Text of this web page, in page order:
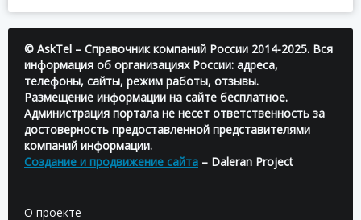
© AskTel – Справочник компаний России 2014-2025. Вся
информация об организациях России: адреса,
телефоны, сайты, режим работы, отзывы.
Размещение информации на сайте бесплатное.
Администрация портала не несет ответственность за
достоверность предоставленной представителями
компаний информации.
Создание и продвижение сайта – Daleran Project
О проекте